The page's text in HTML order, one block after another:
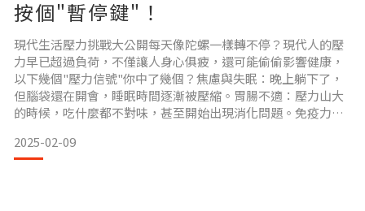
按個"暫停鍵"！
現代生活壓力挑戰大公開每天像陀螺一樣轉不停？現代人的壓
力早已超過負荷，不僅讓人身心俱疲，還可能偷偷影響健康，
以下幾個"壓力信號"你中了幾個？焦慮與失眠：晚上躺下了，
但腦袋還在開會，睡眠時間逐漸被壓縮。胃腸不適：壓力山大
的時候，吃什麼都不對味，甚至開始出現消化問題。免疫力下
的免疫系統。如果你對號入座了，不用擔心，今天就教你用輕
鬆有趣的方式，讓壓力"降溫"，讓自己回歸輕鬆健康！ 吃對食
2025-02-09